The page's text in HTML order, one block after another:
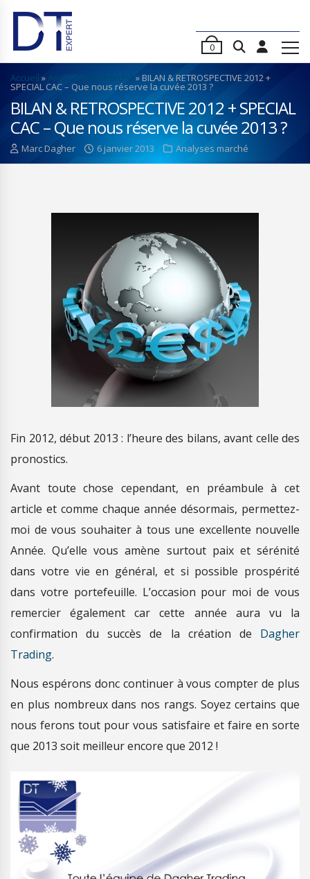
0
Accueil »Analyses de marché »BILAN & RETROSPECTIVE 2012 +
SPECIAL CAC – Que nous réserve la cuvée 2013 ?
BILAN & RETROSPECTIVE 2012 + SPECIAL
CAC – Que nous réserve la cuvée 2013 ?
Marc Dagher 6 janvier 2013 Analyses marché
Fin 2012, début 2013 : l’heure des bilans, avant celle des
pronostics.
Avant toute chose cependant, en préambule à cet
article et comme chaque année désormais, permettez-
moi de vous souhaiter à tous une excellente nouvelle
Année. Qu’elle vous amène surtout paix et sérénité
dans votre vie en général, et si possible prospérité
dans votre portefeuille. L’occasion pour moi de vous
remercier également car cette année aura vu la
confirmation du succès de la création de Dagher
Trading.
Nous espérons donc continuer à vous compter de plus
en plus nombreux dans nos rangs. Soyez certains que
nous ferons tout pour vous satisfaire et faire en sorte
que 2013 soit meilleur encore que 2012 !